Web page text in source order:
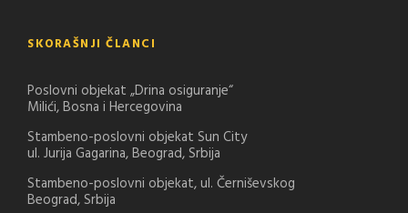
SKORAŠNJI ČLANCI
Poslovni objekat „Drina osiguranje“
Milići, Bosna i Hercegovina
Stambeno-poslovni objekat Sun City
ul. Jurija Gagarina, Beograd, Srbija
Stambeno-poslovni objekat, ul. Černiševskog
Beograd, Srbija